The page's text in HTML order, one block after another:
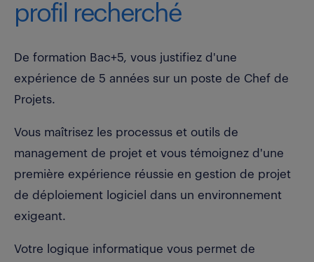
profil recherché
De formation Bac+5, vous justifiez d'une
expérience de 5 années sur un poste de Chef de
Projets.
Vous maîtrisez les processus et outils de
management de projet et vous témoignez d'une
première expérience réussie en gestion de projet
de déploiement logiciel dans un environnement
exigeant.
Votre logique informatique vous permet de